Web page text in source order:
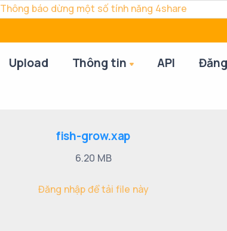
Thông báo dừng một số tính năng 4share
Upload Thông tin API
fish-grow.xap
6.20 MB
Đăng nhập để tải file này